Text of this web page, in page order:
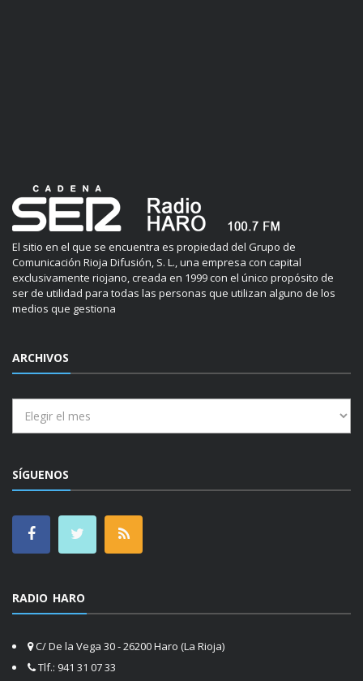
El sitio en el que se encuentra es propiedad del Grupo de
Comunicación Rioja Difusión, S. L., una empresa con capital
exclusivamente riojano, creada en 1999 con el único propósito de
ser de utilidad para todas las personas que utilizan alguno de los
medios que gestiona
ARCHIVOS
SÍGUENOS
RADIO HARO
C/ De la Vega 30 - 26200 Haro (La Rioja)
Tlf.: 941 31 07 33